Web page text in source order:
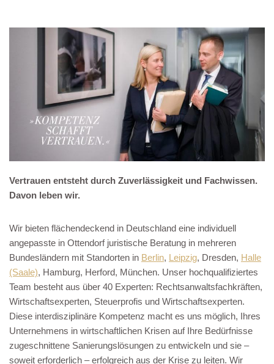
Vertrauen entsteht durch Zuverlässigkeit und Fachwissen.
Davon leben wir.
Wir bieten flächendeckend in Deutschland eine individuell
angepasste in Ottendorf juristische Beratung in mehreren
Bundesländern mit Standorten in Berlin, Leipzig, Dresden, Halle
(Saale), Hamburg, Herford, München. Unser hochqualifiziertes
Team besteht aus über 40 Experten: Rechtsanwaltsfachkräften,
Wirtschaftsexperten, Steuerprofis und Wirtschaftsexperten.
Diese interdisziplinäre Kompetenz macht es uns möglich, Ihres
Unternehmens in wirtschaftlichen Krisen auf Ihre Bedürfnisse
zugeschnittene Sanierungslösungen zu entwickeln und sie –
soweit erforderlich – erfolgreich aus der Krise zu leiten. Wir